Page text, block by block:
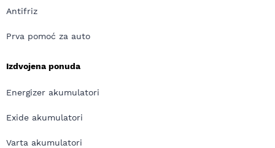
Antifriz
Prva pomoć za auto
Izdvojena ponuda
Energizer akumulatori
Exide akumulatori
Varta akumulatori